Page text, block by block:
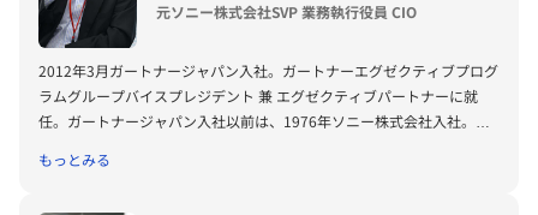
元ソニー株式会社SVP 業務執行役員 CIO
2012年3月ガートナージャパン入社。ガートナーエグゼクティブプログ
ラムグループバイスプレジデント 兼 エグゼクティブパートナーに就
任。ガートナージャパン入社以前は、1976年ソニー株式会社入社。
1992年帰任。ブロードバンドネットワークセンターe-システムソリュ
もっとみる